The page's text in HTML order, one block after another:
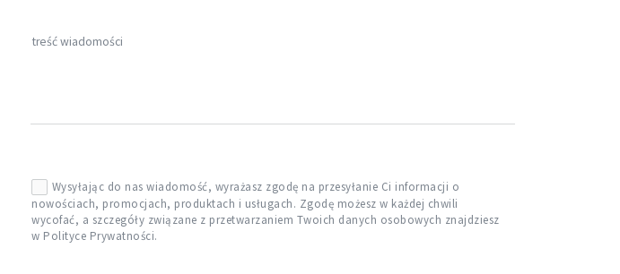
treść wiadomości
Wysyłając do nas wiadomość, wyrażasz zgodę na przesyłanie Ci informacji o
nowościach, promocjach, produktach i usługach. Zgodę możesz w każdej chwili
wycofać, a szczegóły związane z przetwarzaniem Twoich danych osobowych znajdziesz
w Polityce Prywatności.